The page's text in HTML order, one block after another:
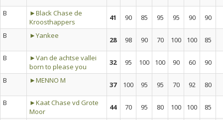
B
►Black Chase de
Kroosthappers
41 90 85 95 95 90 90
B
►Yankee 28 98 90 70 100 100 85
B
►Van de achtse vallei
born to please you
32 95 100 100 90 60 90
B
►MENNO M 37 100 95 95 70 92 80
B
►Kaat Chase vd Grote
Moor
44 70 95 80 100 100 85